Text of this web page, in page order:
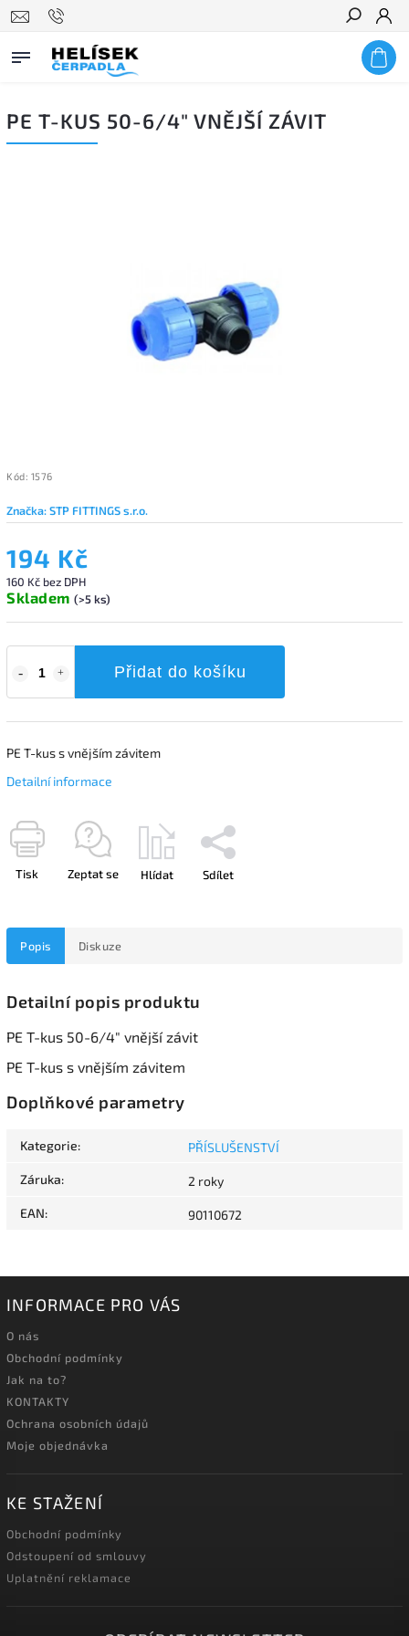
Hledat
PE T-KUS 50-6/4" VNĚJŠÍ ZÁVIT
Kód: 1576
Značka:STP FITTINGS s.r.o.
194 Kč
160 Kč bez DPH
Skladem (>5 ks)
Přidat do košíku
PE T-kus s vnějším závitem
Detailní informace
Tisk Zeptat se Hlídat Sdílet
Popis Diskuze
Detailní popis produktu
PE T-kus 50-6/4" vnější závit
PE T-kus s vnějším závitem
Doplňkové parametry
Kategorie: PŘÍSLUŠENSTVÍ
Záruka: 2 roky
EAN: 90110672
INFORMACE PRO VÁS
O nás
Obchodní podmínky
Jak na to?
KONTAKTY
Ochrana osobních údajů
Moje objednávka
KE STAŽENÍ
Obchodní podmínky
Odstoupení od smlouvy
Uplatnění reklamace